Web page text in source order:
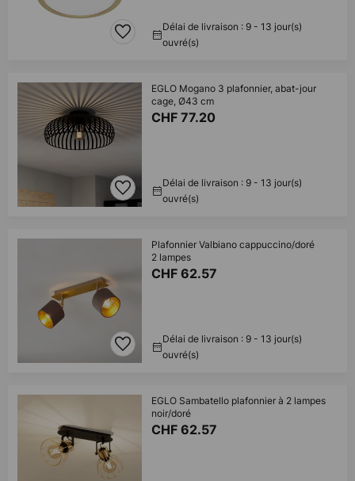
Délai de livraison : 9 - 13 jour(s)
ouvré(s)
EGLO Mogano 3 plafonnier, abat-jour
cage, Ø43 cm
CHF 77.20
Délai de livraison : 9 - 13 jour(s)
ouvré(s)
Plafonnier Valbiano cappuccino/doré
2 lampes
CHF 62.57
Délai de livraison : 9 - 13 jour(s)
ouvré(s)
EGLO Sambatello plafonnier à 2 lampes
noir/doré
CHF 62.57